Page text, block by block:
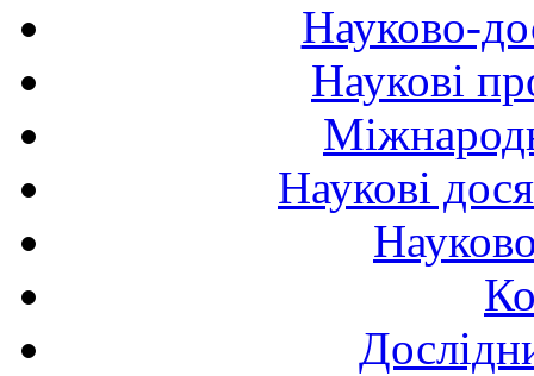
Науково-
Наукові
Наукові